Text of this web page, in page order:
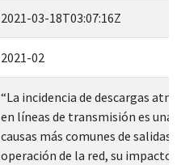
2021-03-18T03:07:16Z
2021-02
“La incidencia de descargas
en líneas de transmisión es una
causas más comunes de salidas
operación de la red, su impacto